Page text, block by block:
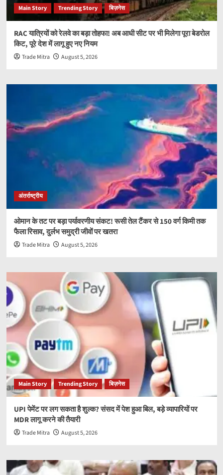
Main Story Trending Story बिज़नेस
RAC यात्रियों को रेलवे का बड़ा तोहफा! अब आधी सीट पर भी मिलेगा पूरा बेडरोल
किट, पूरे देश में लागू हुए नए नियम
Trade Mitra August 5, 2026
अंतर्राष्ट्रीय
ओमान के तट पर बड़ा पर्यावरणीय संकट! रूसी तेल टैंकर से 150 वर्ग किमी तक
फैला रिसाव, दुर्लभ समुद्री जीवों पर खतरा
Trade Mitra August 5, 2026
Main Story Trending Story बिज़नेस
UPI पेमेंट पर लग सकता है शुल्क? संसद में पेश हुआ बिल, बड़े व्यापारियों पर
MDR लागू करने की तैयारी
Trade Mitra August 5, 2026